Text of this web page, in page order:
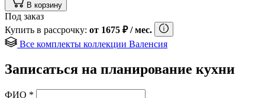
В корзину
Под заказ
Купить в рассрочку: от 1675 ₽/ мес.
Все комплекты коллекции Валенсия
Записаться на планирование кухни
ФИО *